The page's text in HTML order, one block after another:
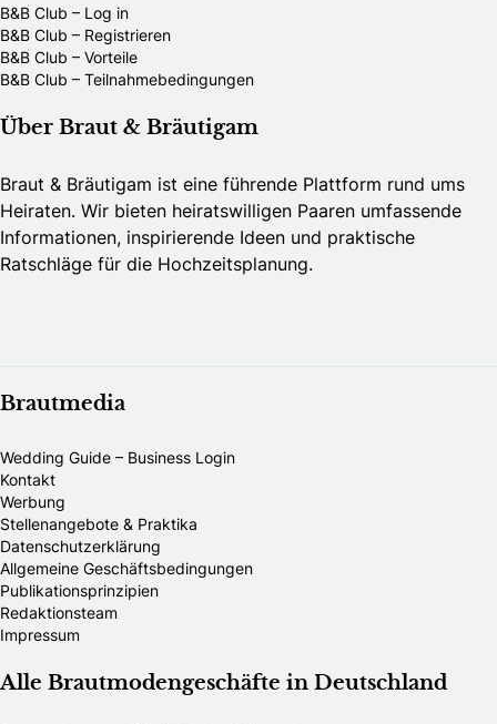
B&B Club – Log in
B&B Club – Registrieren
B&B Club – Vorteile
B&B Club – Teilnahmebedingungen
Über Braut & Bräutigam
Braut & Bräutigam ist eine führende Plattform rund ums
Heiraten. Wir bieten heiratswilligen Paaren umfassende
Informationen, inspirierende Ideen und praktische
Ratschläge für die Hochzeitsplanung.
Brautmedia
Wedding Guide – Business Login
Kontakt
Werbung
Stellenangebote & Praktika
Datenschutzerklärung
Allgemeine Geschäftsbedingungen
Publikationsprinzipien
Redaktionsteam
Impressum
Alle Brautmodengeschäfte in Deutschland